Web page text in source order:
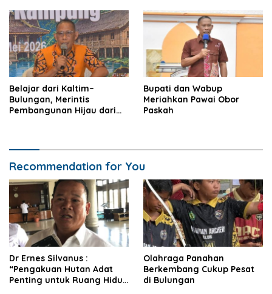
Belajar dari Kaltim–
Bulungan, Merintis
Pembangunan Hijau dari
Bupati dan Wabup
Meriahkan Pawai Obor
Paskah
Recommendation for You
Dr Ernes Silvanus :
“Pengakuan Hutan Adat
Penting untuk Ruang Hidup
Olahraga Panahan
Berkembang Cukup Pesat
di Bulungan